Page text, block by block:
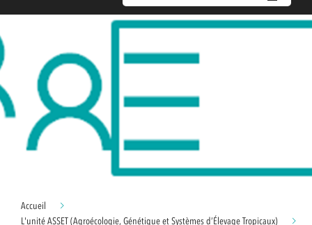
Accueil
L'unité ASSET (Agroécologie, Génétique et Systèmes d’Élevage Tropicaux)